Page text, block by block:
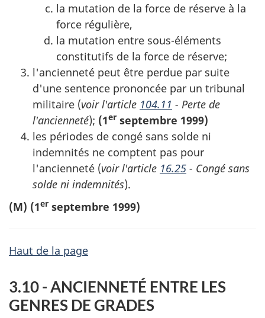
la mutation de la force de réserve à la
force régulière,
la mutation entre sous-éléments
constitutifs de la force de réserve;
l'ancienneté peut être perdue par suite
d'une sentence prononcée par un tribunal
militaire (voir l'article 104.11 - Perte de
l'ancienneté); (1er septembre 1999)
les périodes de congé sans solde ni
indemnités ne comptent pas pour
l'ancienneté (voir l'article 16.25 - Congé sans
solde ni indemnités).
(M) (1er septembre 1999)
Haut de la page
3.10 - ANCIENNETÉ ENTRE LES
GENRES DE GRADES